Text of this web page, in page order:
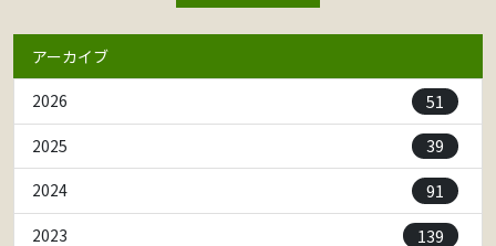
アーカイブ
2026
51
2025 39
2024 91
2023 139